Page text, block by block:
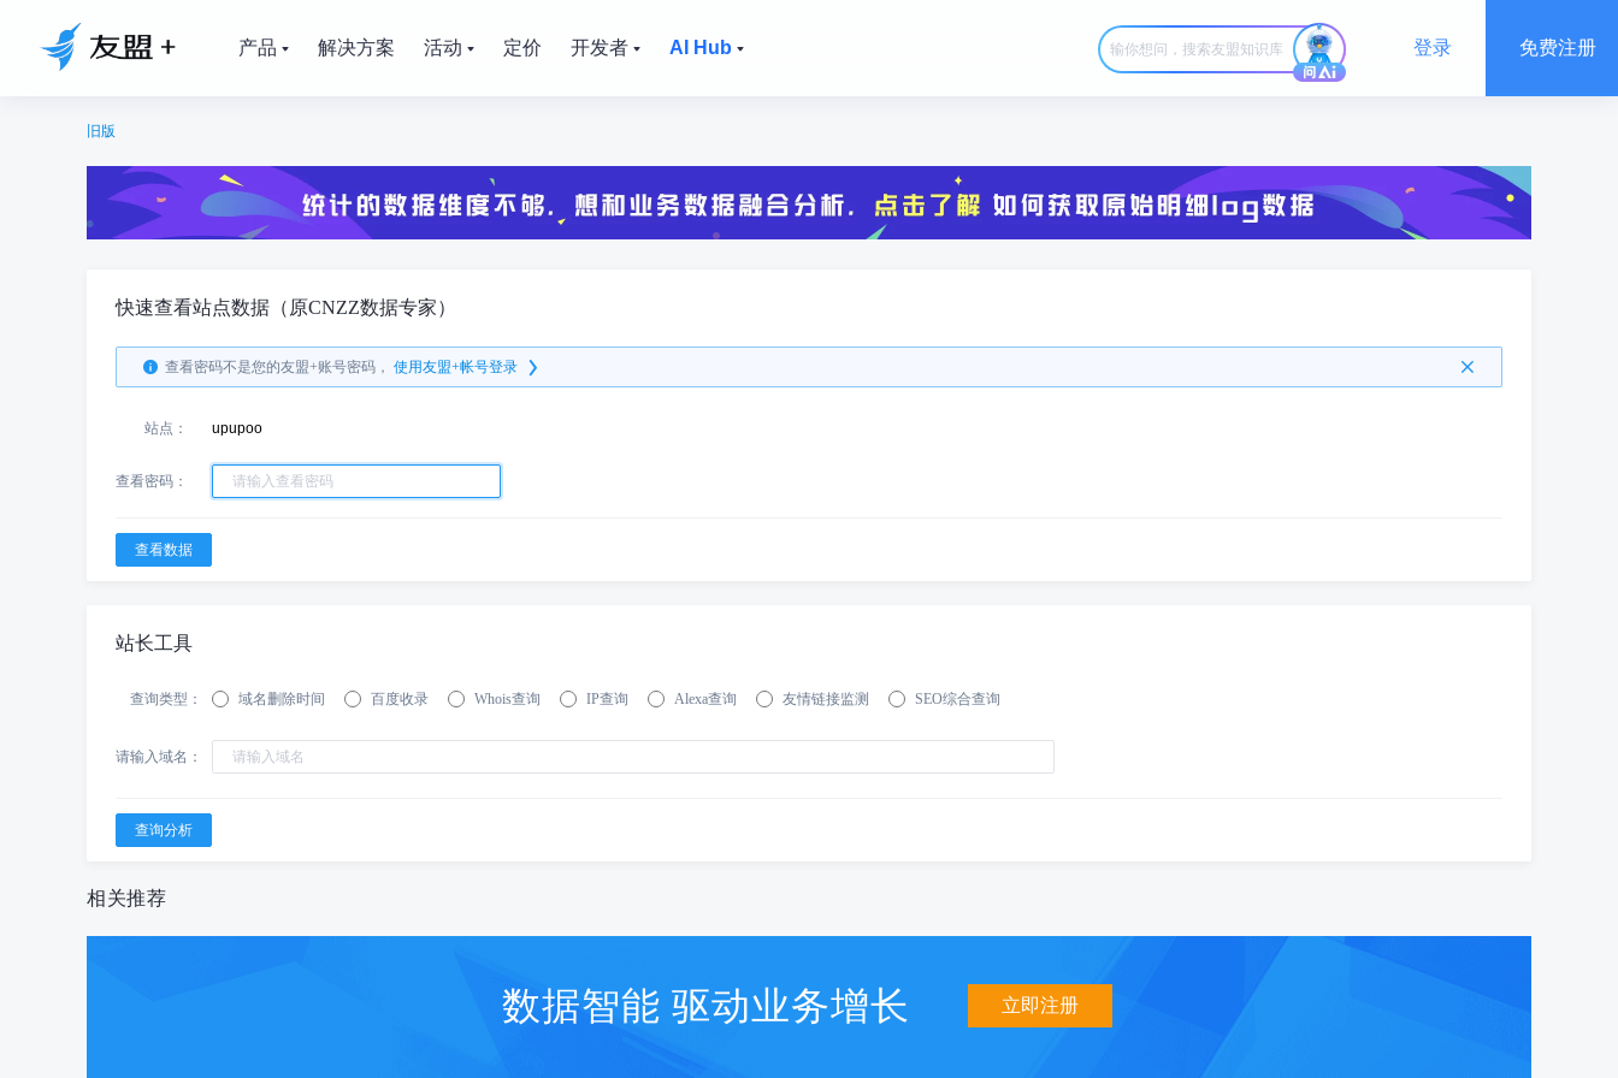
产品 解决方案 活动 定价 开发者 AI Hub 登录 免费注册
旧版
快速查看站点数据（原CNZZ数据专家）
查看密码不是您的友盟+账号密码， 使用友盟+帐号登录
站点： upupoo
查看密码：
站长工具
查询类型： 域名删除时间 百度收录 Whois查询 IP查询 Alexa查询 友情链接监测 SEO综合查询
请输入域名：
相关推荐
数据智能 驱动业务增长 立即注册